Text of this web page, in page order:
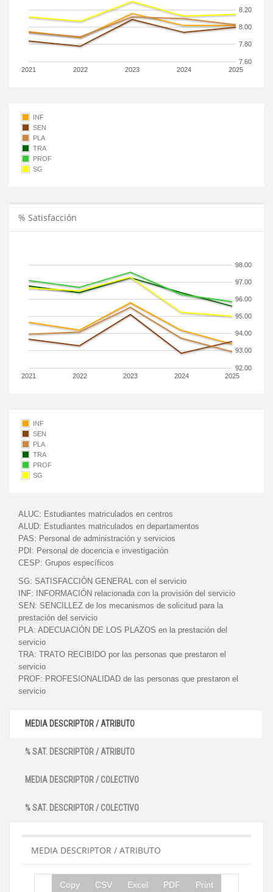
2021 2022 2023 2024 2025
7.60
7.80
8.00
8.20
INF
SEN
PLA
TRA
PROF
SG
% Satisfacción
2021 2022 2023 2024 2025
92.00
93.00
94.00
95.00
96.00
97.00
98.00
INF
SEN
PLA
TRA
PROF
SG
ALUC: Estudiantes matriculados en centros
ALUD: Estudiantes matriculados en departamentos
PAS: Personal de administración y servicios
PDI: Personal de docencia e investigación
CESP: Grupos específicos
SG: SATISFACCIÓN GENERAL con el servicio
INF:
INFORMACIÓN relacionada con la provisión del servicio
SEN: SENCILLEZ de los mecanismos de solicitud para la
prestación del servicio
PLA: ADECUACIÓN DE LOS PLAZOS en la prestación del
servicio
TRA: TRATO RECIBIDO por las personas que prestaron el
servicio
PROF: PROFESIONALIDAD de las personas que prestaron el
servicio
MEDIA DESCRIPTOR / ATRIBUTO
% SAT. DESCRIPTOR / ATRIBUTO
MEDIA DESCRIPTOR / COLECTIVO
% SAT. DESCRIPTOR / COLECTIVO
MEDIA DESCRIPTOR / ATRIBUTO
Copy CSV Excel PDF Print